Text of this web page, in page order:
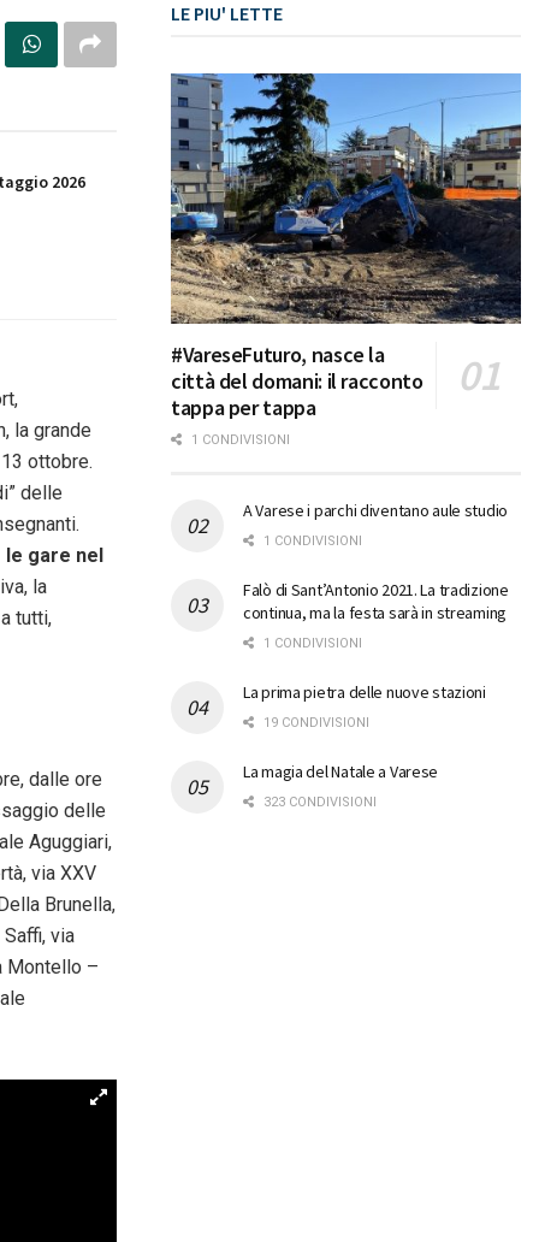
2026
la grande
ottobre.
delle
le gare nel
la
tutti,
dalle ore
delle
Aguggiari,
via XXV
Brunella,
via
Montello –
LE PIU' LETTE
#VareseFuturo, nasce la
città del domani: il racconto
tappa per tappa
1 CONDIVISIONI
A Varese i parchi diventano aule studio
1 CONDIVISIONI
Falò di Sant’Antonio 2021. La tradizione
continua, ma la festa sarà in streaming
1 CONDIVISIONI
La prima pietra delle nuove stazioni
19 CONDIVISIONI
La magia del Natale a Varese
323 CONDIVISIONI